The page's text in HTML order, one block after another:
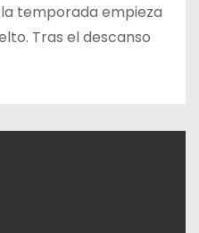
temporada empieza
Tras el descanso